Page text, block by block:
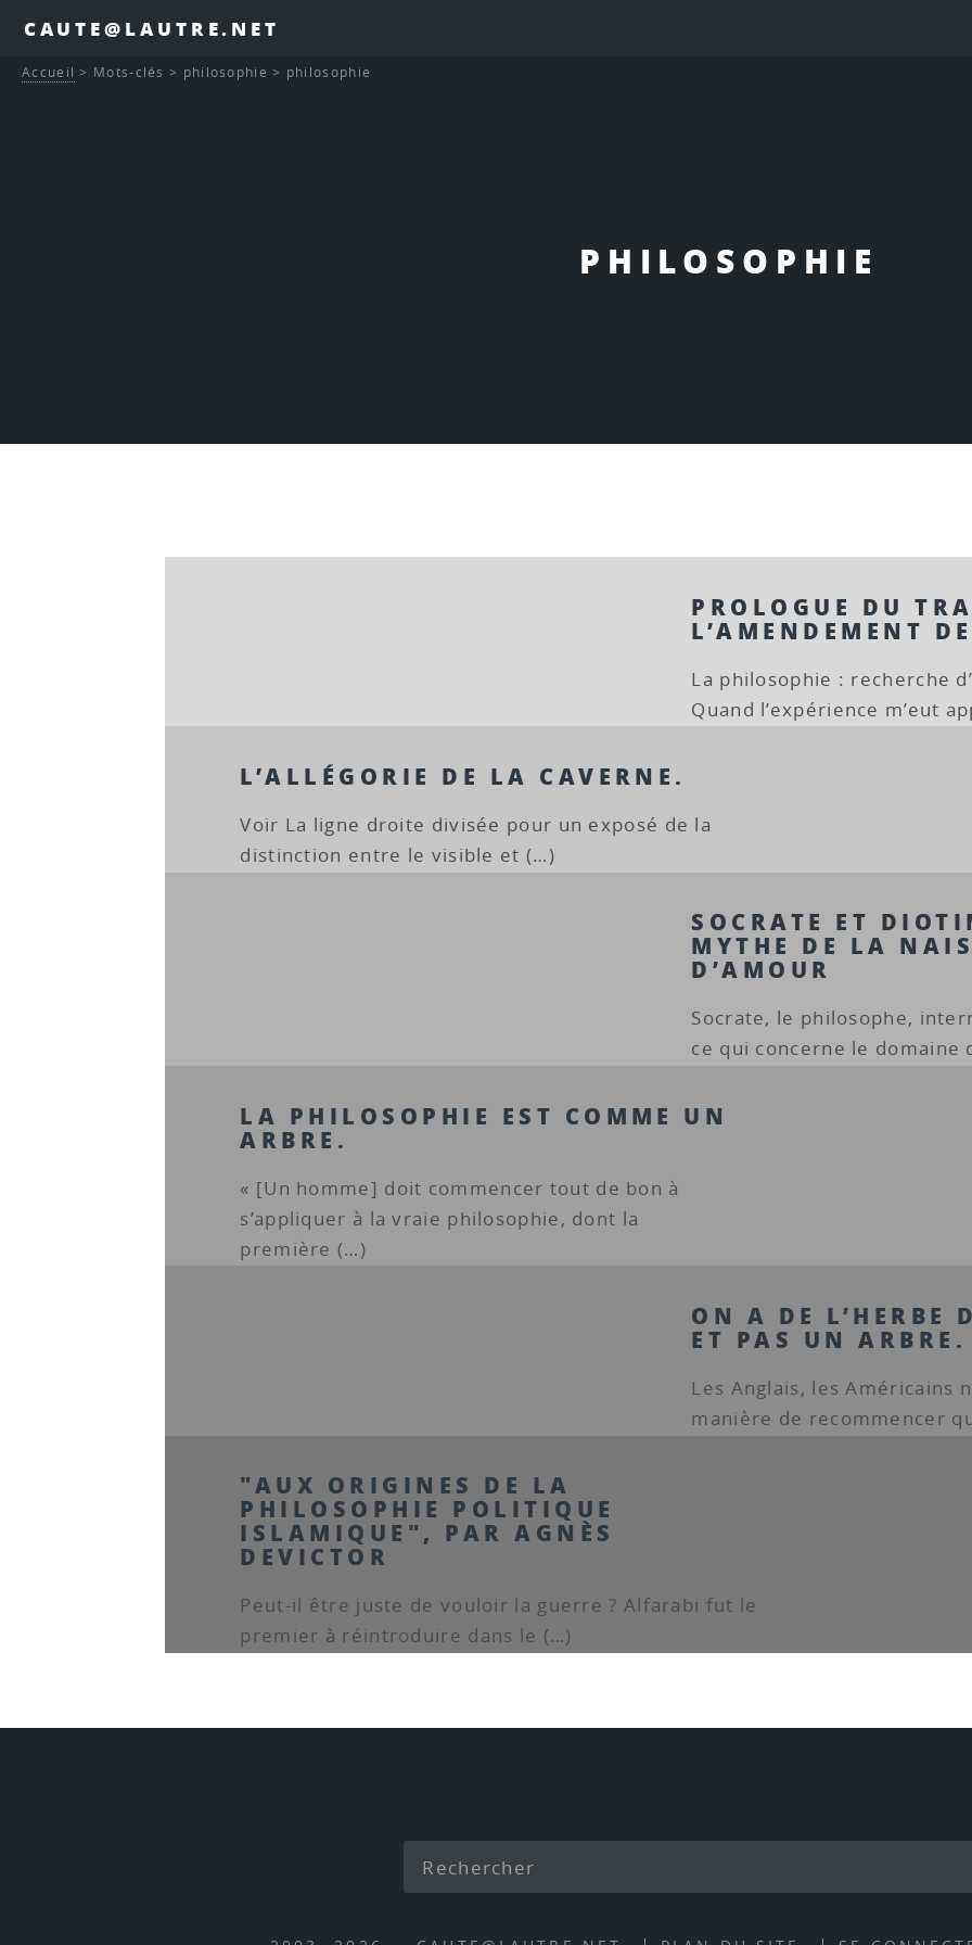
CAUTE@LAUTRE.NET
PHILOSOPHIE
Accueil > Mots-clés > philosophie > philosophie
PROLOGUE DU
L’AMENDEMENT
La philosophie : recherche
Quand l’expérience m’eut
L’ALLÉGORIE DE LA CAVERNE.
Voir La ligne droite divisée pour un exposé de la
distinction entre le visible et (…)
SOCRATE ET
MYTHE DE LA
D’AMOUR
Socrate, le philosophe,
ce qui concerne le domaine
LA PHILOSOPHIE EST COMME UN
ARBRE.
« [Un homme] doit commencer tout de bon à
s’appliquer à la vraie philosophie, dont la
première (…)
ON A DE L’HERBE
ET PAS UN ARBRE.
Les Anglais, les Américains
manière de recommencer
"AUX ORIGINES DE LA
PHILOSOPHIE POLITIQUE
ISLAMIQUE", PAR AGNÈS
DEVICTOR
Peut-il être juste de vouloir la guerre ? Alfarabi fut le
premier à réintroduire dans le (…)